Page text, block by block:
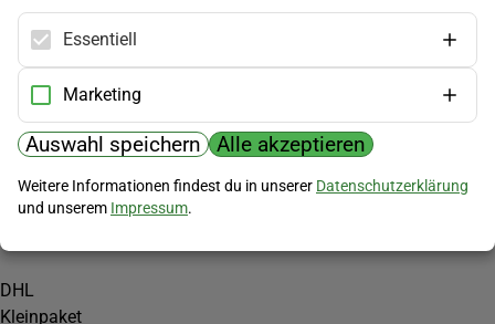
Kundenservice
Widerrufsbelehrung
Versandkosten
Zahlungsmöglichkeiten
PayPal
Vorkasse
Versand
DHL
Kleinpaket
Essentiell
Marketing
Auswahl speichern Alle akzeptieren
Weitere Informationen findest du in unserer Datenschutzerklärung
und unserem Impressum.